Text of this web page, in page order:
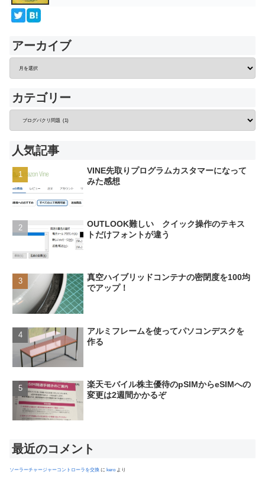
アーカイブ
カテゴリー
人気記事
VINE先取りプログラムカスタマーになって
みた感想
OUTLOOK難しい クイック操作のテキス
トだけフォントが違う
真空ハイブリッドコンテナの密閉度を100均
でアップ！
アルミフレームを使ってパソコンデスクを
作る
楽天モバイル株主優待のpSIMからeSIMへの
変更は2週間かかるぞ
最近のコメント
ソーラーチャージャーコントローラを交換 に kero より